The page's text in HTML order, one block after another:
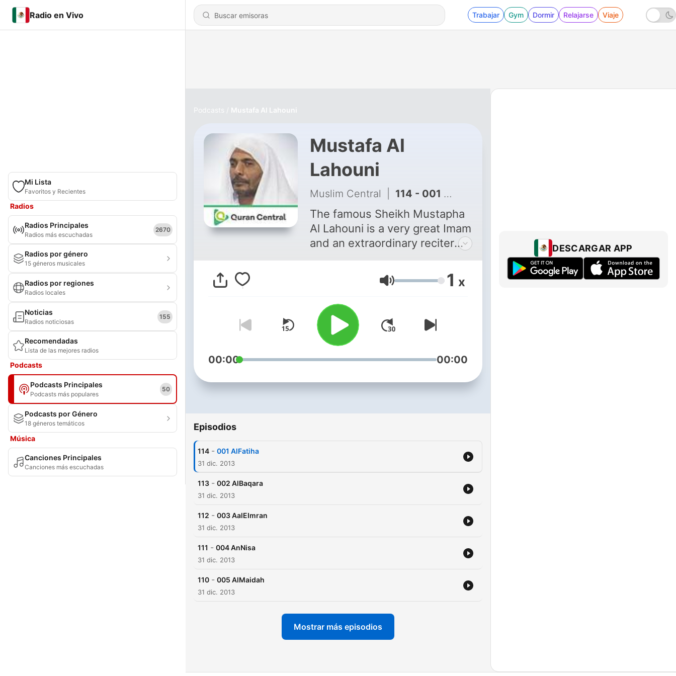
Radio en Vivo Trabajar Gym Dormir Relajarse Viaje
Mi Lista
Favoritos y Recientes
Radios
Radios Principales
Radios más escuchadas
2670
Radios por género
15 géneros musicales
Radios por regiones
Radios locales
Noticias
Radios noticiosas
155
Recomendadas
Lista de las mejores radios
Podcasts
Podcasts Principales
Podcasts más populares
50
Podcasts por Género
18 géneros temáticos
Música
Canciones Principales
Canciones más escuchadas
Podcasts Mustafa Al Lahouni
Mustafa Al
Lahouni
Muslim Central 114 - 001 AlFatiha
The famous Sheikh Mustapha
Al Lahouni is a very great Imam
and an extraordinary reciter
from Egypt. The great Sheikh
memorized the Holy Quran,
under the able guidance of
great Sheikhs. He has
managed to garner great
accolades for the same
through the Muslim Arabian
peninsula like Turkey, France,
Emirates and other countries.
Volumen 1 x
00:00 00:00
Episodios
114 - 001 AlFatiha
31 dic. 2013
113 - 002 AlBaqara
31 dic. 2013
112 - 003 AalEImran
31 dic. 2013
111 - 004 AnNisa
31 dic. 2013
110 - 005 AlMaidah
31 dic. 2013
Mostrar más episodios
DESCARGAR APP